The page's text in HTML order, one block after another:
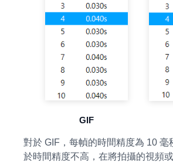
GIF
對於 GIF，每幀的時間精度為 10 毫
於時間精度不高，在將拍攝的視頻